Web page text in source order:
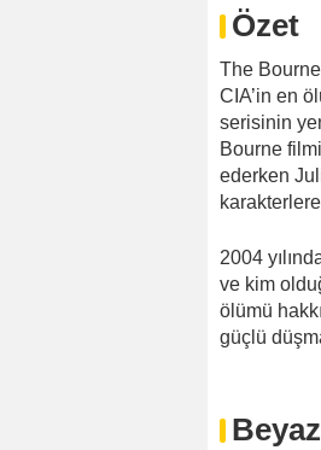
Özet
The
CIA’in en
serisinin
Bourne
ederken
2004
ve kim
ölümü
güçlü